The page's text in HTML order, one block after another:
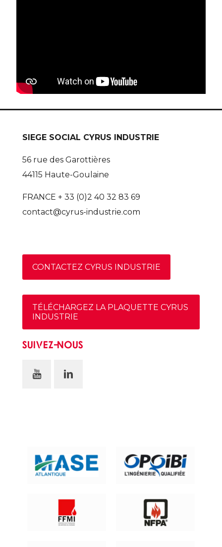
SIEGE SOCIAL CYRUS INDUSTRIE
56 rue des Garottières
44115 Haute-Goulaine
FRANCE + 33 (0)2 40 32 83 69
contact@cyrus-industrie.com
CONTACTEZ CYRUS INDUSTRIE
TÉLÉCHARGEZ LA PLAQUETTE CYRUS
INDUSTRIE
SUIVEZ-NOUS